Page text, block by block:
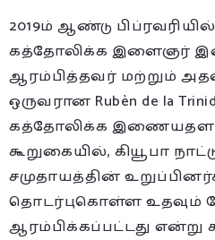
2019ம் ஆண்டு
கத்தோலிக்க இளைஞர்
ஆரம்பித்தவர் மற்றும்
ஒருவரான Rubèn de la
கத்தோலிக்க இணையதள
கூறுகையில், கியூபா
சமுதாயத்தின்
தொடர்புகொள்ள உதவும்
ஆரம்பிக்கப்பட்டது என்று